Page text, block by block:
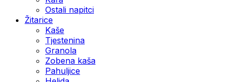
Ostali napitci
Žitarice
Kaše
Tjestenina
Granola
Zobena kaša
Pahuljice